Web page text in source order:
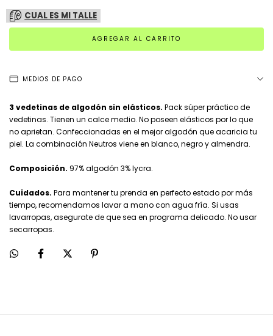
CUAL ES MI TALLE
MEDIOS DE PAGO
3 vedetinas de algodón sin elásticos. Pack súper práctico de
vedetinas. Tienen un calce medio. No poseen elásticos por lo que
no aprietan. Confeccionadas en el mejor algodón que acaricia tu
piel. La combinación Neutros viene en blanco, negro y almendra.
Composición. 97% algodón 3% lycra.
Cuidados. Para mantener tu prenda en perfecto estado por más
tiempo, recomendamos lavar a mano con agua fría. Si usas
lavarropas, asegurate de que sea en programa delicado. No usar
secarropas.